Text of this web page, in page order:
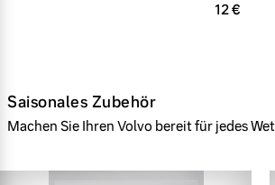
12 €
Saisonales Zubehör
Machen Sie Ihren Volvo bereit für jedes